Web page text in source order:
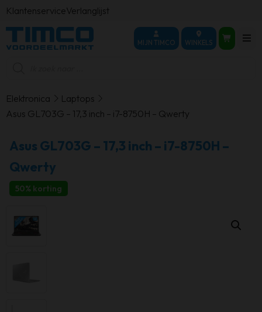
KlantenserviceVerlanglijst
MIJN TIMCO WINKELS
Elektronica
Laptops
Asus GL703G – 17,3 inch – i7-8750H – Qwerty
Asus GL703G – 17,3 inch – i7-8750H –
Qwerty
50% korting